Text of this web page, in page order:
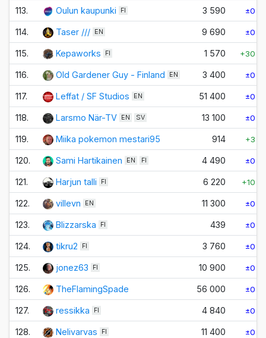
113. Oulun kaupunki FI 3 590 ±0
114. Taser /// EN 9 690 ±0
115. Kepaworks FI 1 570 +30
116. Old Gardener Guy - Finland EN 3 400 ±0
117. Leffat / SF Studios EN 51 400 ±0
118. Larsmo När-TV EN SV 13 100 ±0
119. Miika pokemon mestari95 914 +3
120. Sami Hartikainen EN FI 4 490 ±0
121. Harjun talli FI 6 220 +10
122. villevn EN 11 300 ±0
123. Blizzarska FI 439 ±0
124. tikru2 FI 3 760 ±0
125. jonez63 FI 10 900 ±0
126. TheFlamingSpade 56 000 ±0
127. ressikka FI 4 840 ±0
128. Nelivarvas FI 11 400 ±0